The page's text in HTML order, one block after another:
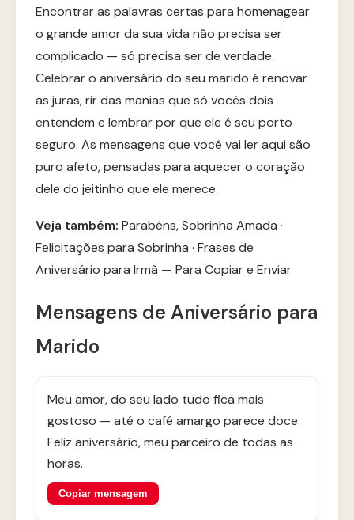
Encontrar as palavras certas para homenagear
o grande amor da sua vida não precisa ser
complicado — só precisa ser de verdade.
Celebrar o aniversário do seu marido é renovar
as juras, rir das manias que só vocês dois
entendem e lembrar por que ele é seu porto
seguro. As mensagens que você vai ler aqui são
puro afeto, pensadas para aquecer o coração
dele do jeitinho que ele merece.
Veja também: Parabéns, Sobrinha Amada ·
Felicitações para Sobrinha · Frases de
Aniversário para Irmã — Para Copiar e Enviar
Mensagens de Aniversário para
Marido
Meu amor, do seu lado tudo fica mais
gostoso — até o café amargo parece doce.
Feliz aniversário, meu parceiro de todas as
horas.
Copiar mensagem